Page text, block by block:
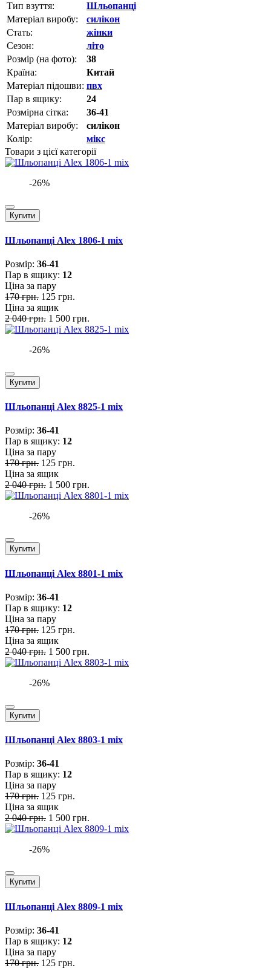
Тип взуття:
Шльопанці
Матеріал виробу:
силікон
Стать:
жінки
Сезон:
літо
Розмір (на фото):
38
Країна:
Китай
Матеріал підошви: пвх
Пар в ящику:
24
Розмірна сітка:
36-41
Матеріал виробу:
силікон
Колір:
мікс
Товари з цієї категорії
-26%
Купити
Шльопанці Alex 1806-1 mix
Розмiр: 36-41
Пар в ящику: 12
Ціна за пару
170 грн. 125 грн.
Ціна за ящик
2 040 грн. 1 500 грн.
-26%
Купити
Шльопанці Alex 8825-1 mix
Розмiр: 36-41
Пар в ящику: 12
Ціна за пару
170 грн. 125 грн.
Ціна за ящик
2 040 грн. 1 500 грн.
-26%
Купити
Шльопанці Alex 8801-1 mix
Розмiр: 36-41
Пар в ящику: 12
Ціна за пару
170 грн. 125 грн.
Ціна за ящик
2 040 грн. 1 500 грн.
-26%
Купити
Шльопанці Alex 8803-1 mix
Розмiр: 36-41
Пар в ящику: 12
Ціна за пару
170 грн. 125 грн.
Ціна за ящик
2 040 грн. 1 500 грн.
-26%
Купити
Шльопанці Alex 8809-1 mix
Розмiр: 36-41
Пар в ящику: 12
Ціна за пару
170 грн. 125 грн.